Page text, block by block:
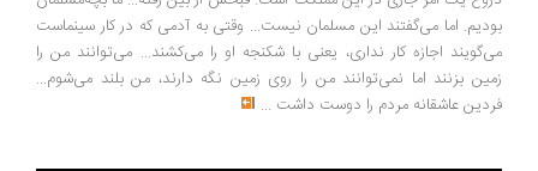
بودیم. اما می‌گفتند این مسلمان نیست... وقتی به آدمی که در کار سینماست
می‌گویند اجازه کار نداری، یعنی با شکنجه او را می‌کشند... می‌توانند من را
زمین بزنند اما نمی‌توانند من را روی زمین نگه دارند، من بلند می‌شوم...
فردین عاشقانه مردم را دوست داشت ...